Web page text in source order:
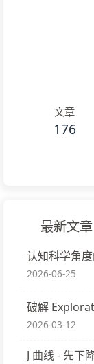
文章
176
最新文章
认知科学角
2026-06-25
破解
2026-03-12
J 曲线 - 先下